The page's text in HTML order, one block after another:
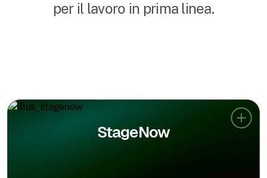
per il lavoro in prima linea.
StageNow